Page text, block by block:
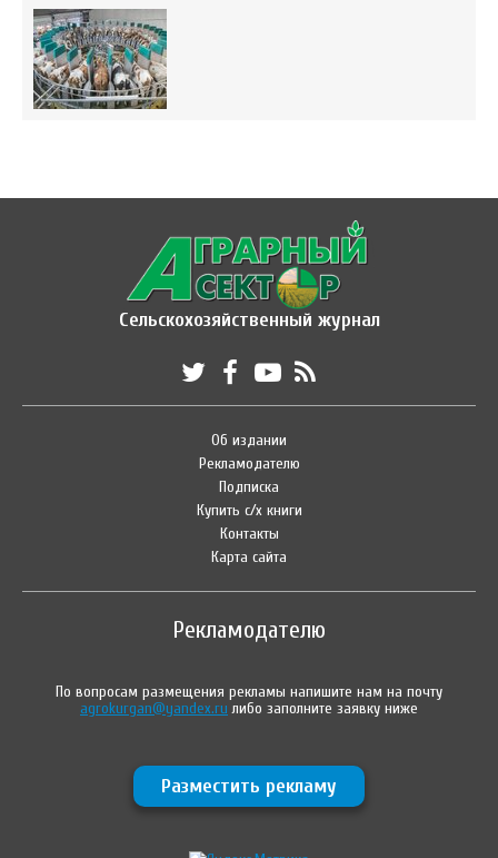
Сельскохозяйственный журнал
Об издании
Рекламодателю
Подписка
Купить с/х книги
Контакты
Карта сайта
Рекламодателю
По вопросам размещения рекламы напишите нам на почту
agrokurgan@yandex.ru либо заполните заявку ниже
Разместить рекламу